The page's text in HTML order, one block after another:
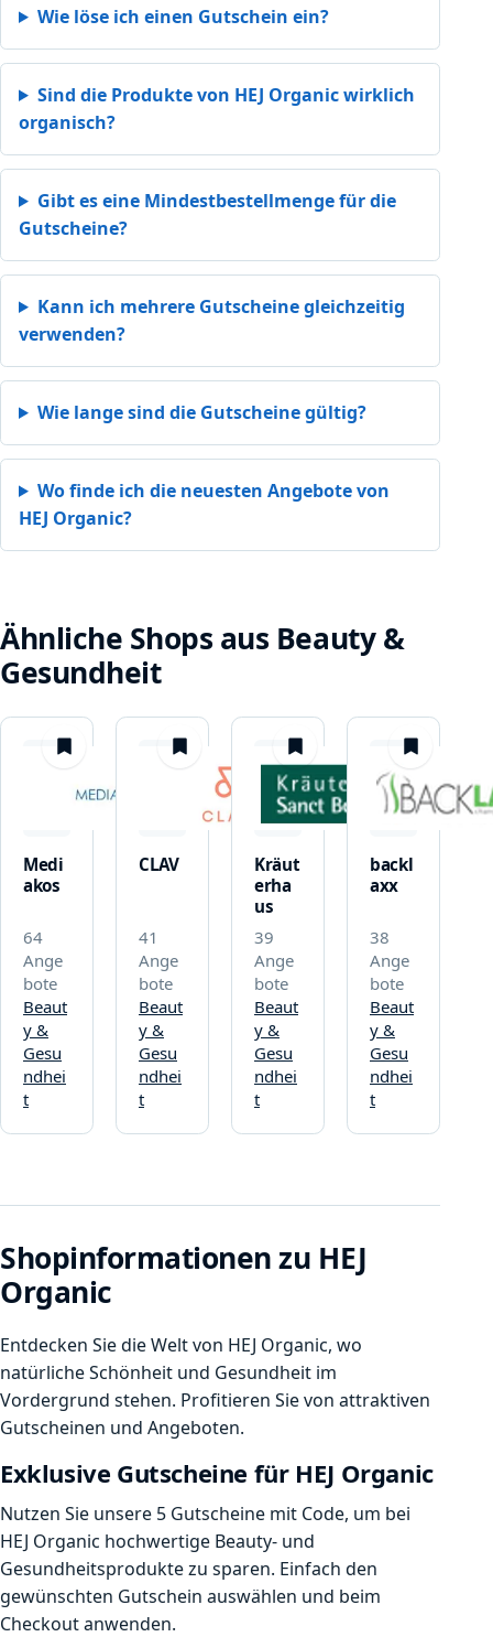
Wie löse ich einen Gutschein ein?
Sind die Produkte von HEJ Organic wirklich
organisch?
Gibt es eine Mindestbestellmenge für die
Gutscheine?
Kann ich mehrere Gutscheine gleichzeitig
verwenden?
Wie lange sind die Gutscheine gültig?
Wo finde ich die neuesten Angebote von
HEJ Organic?
Ähnliche Shops aus Beauty &
Gesundheit
merken
Medi
akos
64
Ange
bote
Beaut
y &
Gesu
ndhei
t
merken
CLAV
41
Ange
bote
Beaut
y &
Gesu
ndhei
t
merken
Kräut
erha
us
39
Ange
bote
Beaut
y &
Gesu
ndhei
t
merken
backl
axx
38
Ange
bote
Beaut
y &
Gesu
ndhei
t
Shopinformationen zu HEJ
Organic
Entdecken Sie die Welt von HEJ Organic, wo
natürliche Schönheit und Gesundheit im
Vordergrund stehen. Profitieren Sie von attraktiven
Gutscheinen und Angeboten.
Exklusive Gutscheine für HEJ Organic
Nutzen Sie unsere 5 Gutscheine mit Code, um bei
HEJ Organic hochwertige Beauty- und
Gesundheitsprodukte zu sparen. Einfach den
gewünschten Gutschein auswählen und beim
Checkout anwenden.